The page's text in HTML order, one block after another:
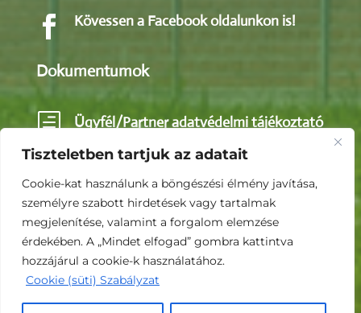
Tiszteletben tartjuk az adatait
Cookie-kat használunk a böngészési élmény javítása,
személyre szabott hirdetések vagy tartalmak
megjelenítése, valamint a forgalom elemzése
érdekében. A „Mindet elfogad” gombra kattintva
hozzájárul a cookie-k használatához.
Cookie (süti) Szabályzat
 Kövessen a Facebook oldalunkon is!
Dokumentumok
h Ügyfél/Partner adatvédelmi tájékoztató
h Közérdekű adatok
h Impresszum
© 2026 Csicsó Pig KFt. - Minden jog fenntartva.